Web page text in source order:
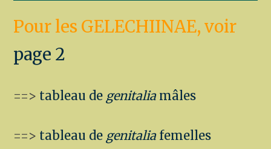
Pour les GELECHIINAE, voir
page 2
==> tableau de genitaliamâles
==> tableau de genitaliafemelles